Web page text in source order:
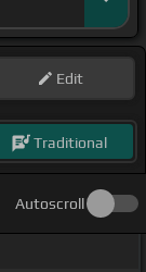
Edit
Traditional
Autoscroll